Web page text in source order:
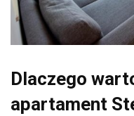
Dlaczego
apartament